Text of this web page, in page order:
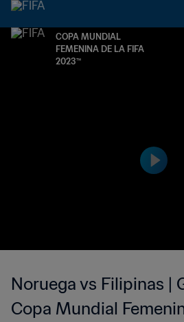
COPA MUNDIAL
FEMENINA DE LA FIFA
2023™
Noruega vs Filipinas |
Copa Mundial